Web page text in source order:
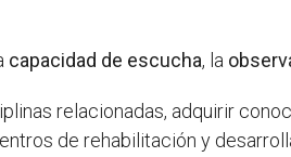
capacidad de escucha, la
relacionadas, adquirir
de rehabilitación y